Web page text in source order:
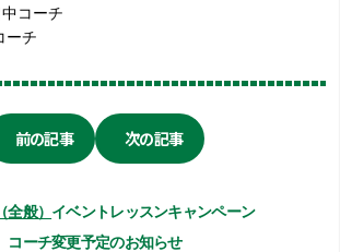
コーチ
チ
前の記事 次の記事
全般） イベントレッスンキャンペーン
コーチ変更予定のお知らせ